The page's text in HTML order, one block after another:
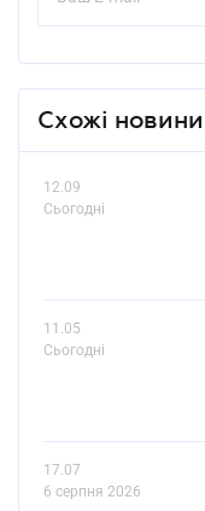
Схожі новини
12.09
Сьогодні
11.05
Сьогодні
17.07
6 серпня 2026